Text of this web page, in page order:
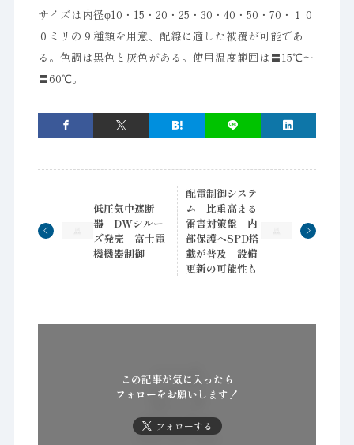
サイズは内径φ10・15・20・25・30・40・50・70・１０
０ミリの９種類を用意、配線に適した被覆が可能であ
る。色調は黒色と灰色がある。使用温度範囲は〓15℃～
〓60℃。
低圧気中遮断
器 DWシルー
ズ発売 富士電
機機器制御
配電制御システ
ム 比重高まる
雷害対策盤 内
部保護へSPD搭
載が普及 設備
更新の可能性も
この記事が気に入ったら
フォローをお願いします！
フォローする